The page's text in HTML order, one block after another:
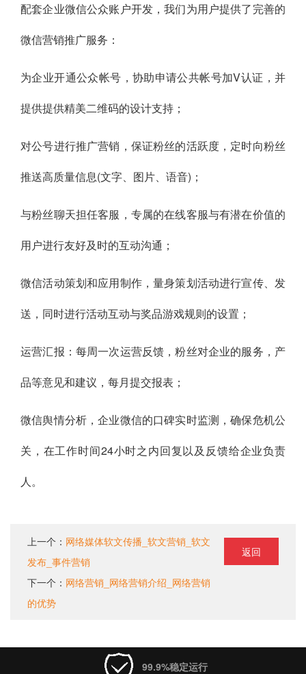
配套企业微信公众账户开发，我们为用户提供了完善的
微信营销推广服务：
为企业开通公众帐号，协助申请公共帐号加V认证，并
提供提供精美二维码的设计支持；
对公号进行推广营销，保证粉丝的活跃度，定时向粉丝
推送高质量信息(文字、图片、语音)；
与粉丝聊天担任客服，专属的在线客服与有潜在价值的
用户进行友好及时的互动沟通；
微信活动策划和应用制作，量身策划活动进行宣传、发
送，同时进行活动互动与奖品游戏规则的设置；
运营汇报：每周一次运营反馈，粉丝对企业的服务，产
品等意见和建议，每月提交报表；
微信舆情分析，企业微信的口碑实时监测，确保危机公
关，在工作时间24小时之内回复以及反馈给企业负责
人。
上一个： 网络媒体软文传播_软文营销_软文
发布_事件营销
下一个： 网络营销_网络营销介绍_网络营销
的优势
返回
99.9%稳定运行